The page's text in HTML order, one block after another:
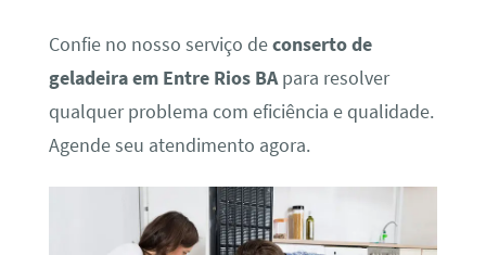
Confie no nosso serviço deconserto de
geladeira em Entre Rios BApara resolver
qualquer problema com eficiência e qualidade.
Agende seu atendimento agora.